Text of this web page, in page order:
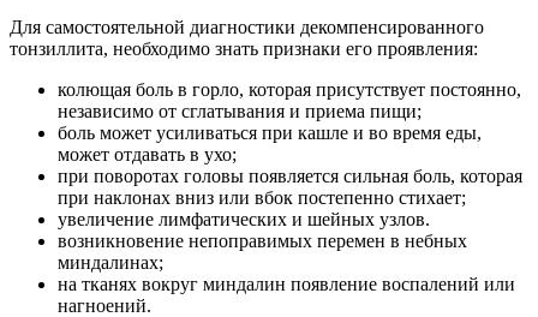
Для самостоятельной диагностики декомпенсированного
тонзиллита, необходимо знать признаки его проявления:
колющая боль в горло, которая присутствует постоянно,
независимо от сглатывания и приема пищи;
боль может усиливаться при кашле и во время еды,
может отдавать в ухо;
при поворотах головы появляется сильная боль, которая
при наклонах вниз или вбок постепенно стихает;
увеличение лимфатических и шейных узлов.
возникновение непоправимых перемен в небных
миндалинах;
на тканях вокруг миндалин появление воспалений или
нагноений.